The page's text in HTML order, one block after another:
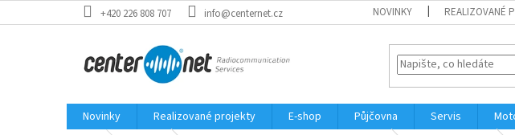
na
+420 226 808 707 info@centernet.cz NOVINKY REALIZOVANÉ
Novinky Realizované projekty E-shop Půjčovna Servis